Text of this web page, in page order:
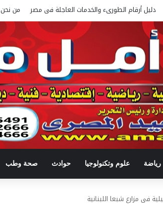
دليل أرقام الطورىء والخدمات العاجلة فى مصر من نحن
رياضة علوم وتكنولوجيا حوادث صحة وطب
فى مزارع شبعا اللبنانية